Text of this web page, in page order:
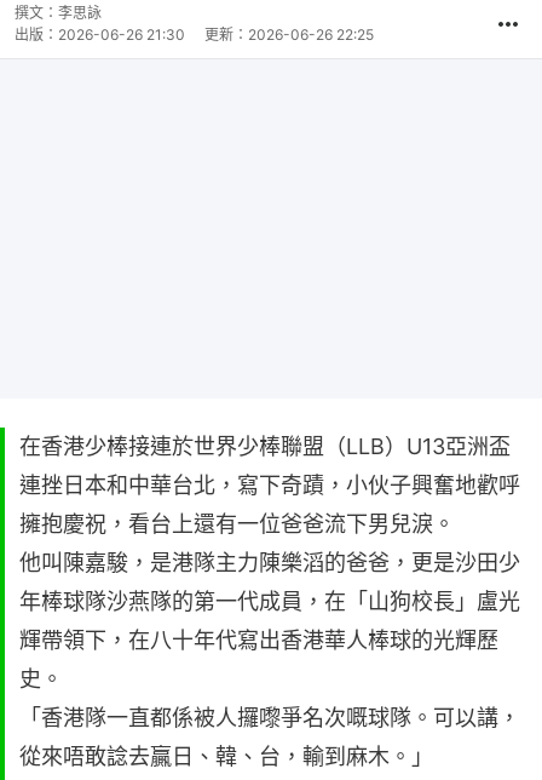
撰文： 李思詠
出版： 2026-06-26 21:30 更新： 2026-06-26 22:25
在香港少棒接連於世界少棒聯盟（LLB）U13亞洲盃
連挫日本和中華台北，寫下奇蹟，小伙子興奮地歡呼
擁抱慶祝，看台上還有一位爸爸流下男兒淚。
他叫陳嘉駿，是港隊主力陳樂滔的爸爸，更是沙田少
年棒球隊沙燕隊的第一代成員，在「山狗校長」盧光
輝帶領下，在八十年代寫出香港華人棒球的光輝歷
史。
「香港隊一直都係被人攞嚟爭名次嘅球隊。可以講，
從來唔敢諗去贏日、韓、台，輸到麻木。」